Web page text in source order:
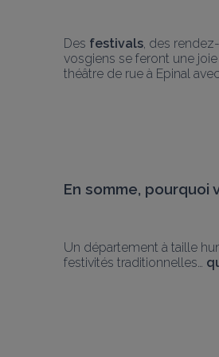
Des festivals, des
vosgiens se feront une
théâtre de rue à Epinal
En somme, pourquoi
Un département à taille
festivités traditionnelles…